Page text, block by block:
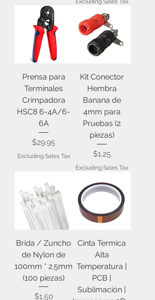
Prensa para
Terminales
Crimpadora
HSC8 6-4A/6-
6A
Price
$29.95
Excluding Sales Tax
Kit Conector
Hembra
Banana de
4mm para
Pruebas (2
piezas)
Price
$1.25
Excluding Sales Tax
Brida / Zuncho
de Nylon de
100mm * 2.5mm
(100 piezas)
Price
$1.50
Cinta Termica
Alta
Temperatura |
PCB |
Sublimación |